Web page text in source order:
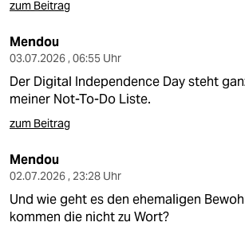
zum Beitrag
Mendou
03.07.2026 , 06:55 Uhr
Der Digital Independence Day steht
meiner Not-To-Do Liste.
zum Beitrag
Mendou
02.07.2026 , 23:28 Uhr
Und wie geht es den ehemaligen
kommen die nicht zu Wort?